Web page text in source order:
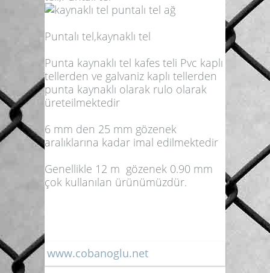
Puntalı tel,kaynaklı tel
Punta kaynaklı tel kafes teli Pvc kaplı
tellerden ve galvaniz kaplı tellerden
punta kaynaklı olarak rulo olarak
üreteilmektedir
6 mm den 25 mm gözenek
aralıklarına kadar imal edilmektedir
Genellikle 12 m gözenek 0.90 mm
çok kullanılan ürünümüzdür.
www.cobanoglu.net